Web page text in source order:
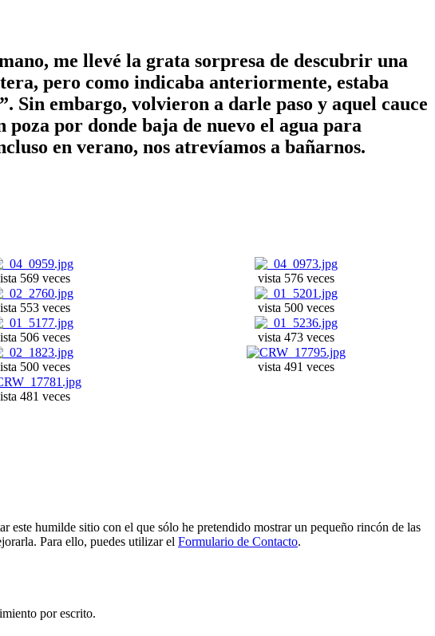
me llevé la grata sorpresa de descubrir una
pero como indicaba anteriormente, estaba
Sin embargo, volvieron a darle paso y aquel cauce
poza por donde baja de nuevo el agua para
en verano, nos atrevíamos a bañarnos.
569 veces vista 576 veces
553 veces vista 500 veces
506 veces vista 473 veces
500 veces vista 491 veces
481 veces
este humilde sitio con el que sólo he pretendido mostrar un pequeño rincón de las
Para ello, puedes utilizar el Formulario de Contacto.
por escrito.